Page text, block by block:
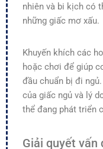
nhiên và bi kịch có
những giấc mơ xấu.
Khuyến khích các
hoặc chơi để giúp
đầu chuẩn bị đi
của giấc ngủ và lý
thể đang phát triển
Giải quyết vấn